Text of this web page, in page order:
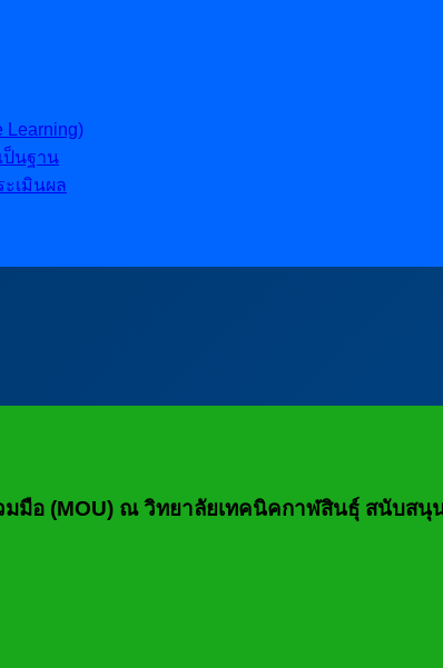
Learning)
ป็นฐาน
เมินผล
มือ (MOU) ณ วิทยาลัยเทคนิคกาฬสินธุ์ สนับสนุ